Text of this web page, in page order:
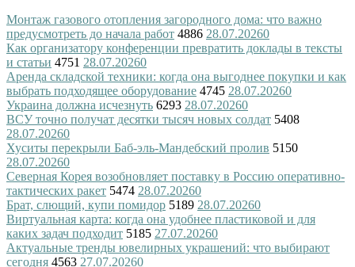
Монтаж газового отопления загородного дома: что важно
предусмотреть до начала работ 4886 28.07.20260
Как организатору конференции превратить доклады в тексты
и статьи 4751 28.07.20260
Аренда складской техники: когда она выгоднее покупки и как
выбрать подходящее оборудование 4745 28.07.20260
Украина должна исчезнуть 6293 28.07.20260
ВСУ точно получат десятки тысяч новых солдат 5408
28.07.20260
Хуситы перекрыли Баб-эль-Мандебский пролив 5150
28.07.20260
Северная Корея возобновляет поставку в Россию оперативно-
тактических ракет 5474 28.07.20260
Брат, слющий, купи помидор 5189 28.07.20260
Виртуальная карта: когда она удобнее пластиковой и для
каких задач подходит 5185 27.07.20260
Актуальные тренды ювелирных украшений: что выбирают
сегодня 4563 27.07.20260